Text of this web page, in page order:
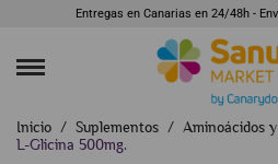
Entregas en Canarias en 24/48h -
Inicio Suplementos
Aminoácidos
L-Glicina 500mg.